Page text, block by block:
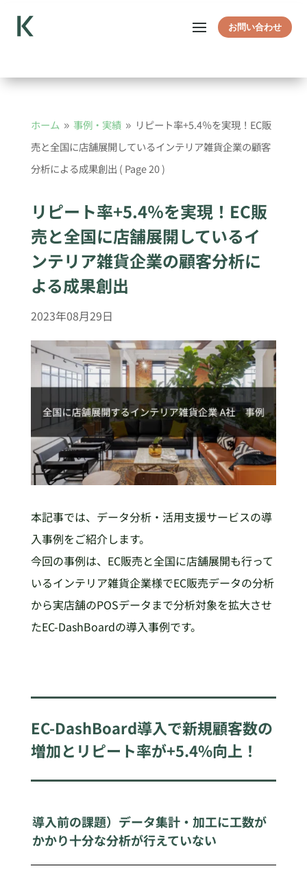
お問い合わせ
ホーム 9 事例・実績 9 リピート率+5.4％を実現！EC販
売と全国に店舗展開しているインテリア雑貨企業の顧客
分析による成果創出 ( Page 20 )
リピート率+5.4％を実現！EC販
売と全国に店舗展開しているイ
ンテリア雑貨企業の顧客分析に
よる成果創出
2023年08月29日
本記事では、データ分析・活用支援サービスの導
入事例をご紹介します。
今回の事例は、EC販売と全国に店舗展開も行って
いるインテリア雑貨企業様でEC販売データの分析
から実店舗のPOSデータまで分析対象を拡大させ
たEC-DashBoardの導入事例です。
EC-DashBoard導入で新規顧客数の
増加とリピート率が+5.4%向上！
導入前の課題）データ集計・加工に工数が
かかり十分な分析が行えていない